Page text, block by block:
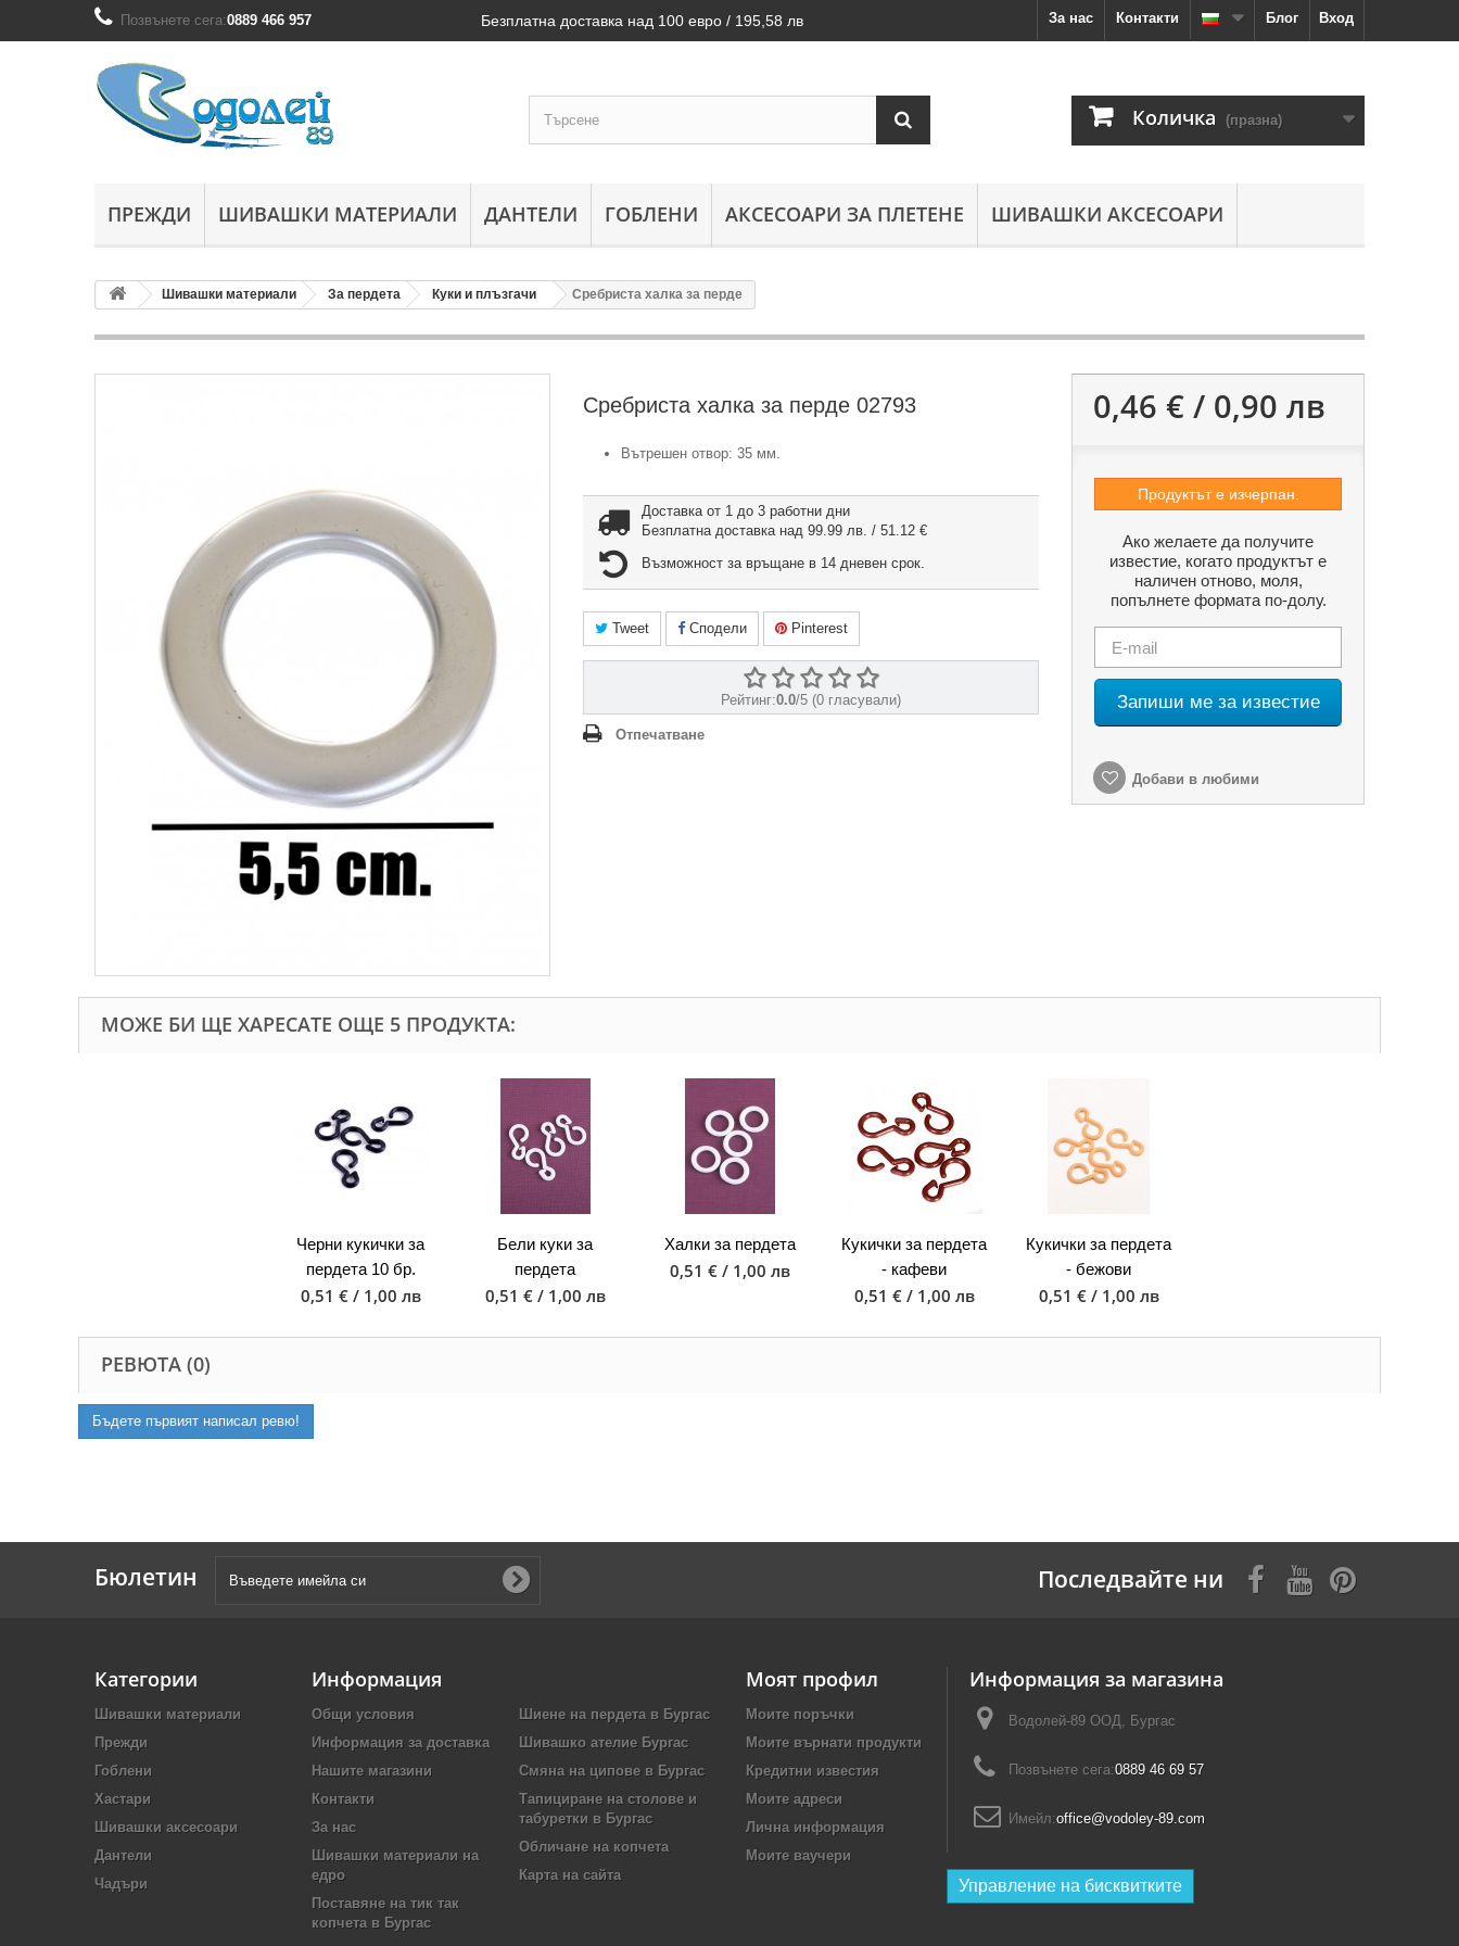
Вход
Блог
Контакти
Позвънете сега:0889 466 957 Безплатна доставка над 100 евро / 195,58 лв За нас
Количка (празна)
ПРЕЖДИ ШИВАШКИ МАТЕРИАЛИ ДАНТЕЛИ ГОБЛЕНИ АКСЕСОАРИ ЗА ПЛЕТЕНЕ ШИВАШКИ АКСЕСОАРИ
Шивашки материали За пердета Куки и плъзгачи Сребриста халка за перде
Сребриста халка за перде 02793
Вътрешен отвор: 35 мм.
Доставка от 1 до 3 работни дни
Безплатна доставка над 99.99 лв. / 51.12 €
Възможност за връщане в 14 дневен срок.
Tweet Сподели Pinterest
Рейтинг:0.0/5 (0 гласували)
Отпечатване
0,46 € / 0,90 лв
Продуктът е изчерпан.
Ако желаете да получите
известие, когато продуктът е
наличен отново, моля,
попълнете формата по-долу.
Запиши ме за известие
Добави в любими
МОЖЕ БИ ЩЕ ХАРЕСАТЕ ОЩЕ 5 ПРОДУКТА:
Черни кукички за
пердета 10 бр.
0,51 € / 1,00 лв
Бели куки за
пердета
0,51 € / 1,00 лв
Халки за пердета
0,51 € / 1,00 лв
Кукички за пердета
- кафеви
0,51 € / 1,00 лв
Кукички за пердета
- бежови
0,51 € / 1,00 лв
РЕВЮТА (0)
Бъдете първият написал ревю!
Бюлетин Последвайте ни
Категории
Шивашки материали
Прежди
Гоблени
Хастари
Шивашки аксесоари
Дантели
Чадъри
Информация
Общи условия
Информация за доставка
Нашите магазини
Контакти
За нас
Шивашки материали на
едро
Поставяне на тик так
копчета в Бургас
Шиене на пердета в Бургас
Шивашко ателие Бургас
Смяна на ципове в Бургас
Тапициране на столове и
табуретки в Бургас
Обличане на копчета
Карта на сайта
Моят профил
Моите поръчки
Моите върнати продукти
Кредитни известия
Моите адреси
Лична информация
Моите ваучери
Информация за магазина
Водолей-89 ООД, Бургас
Позвънете сега:0889 46 69 57
Имейл:office@vodoley-89.com
Управление на бисквитките